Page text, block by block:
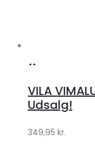
VILA
Udsalg!
349,95 kr.